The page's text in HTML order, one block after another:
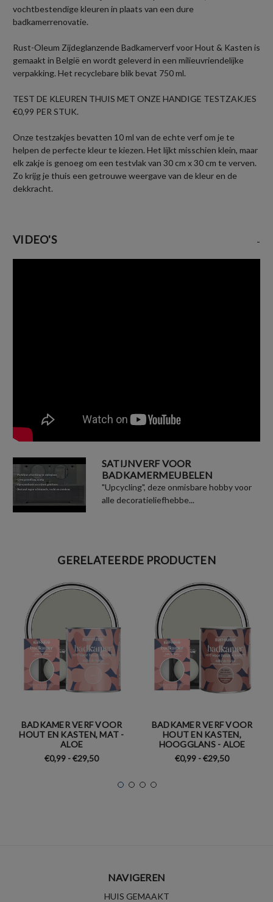
vochtbestendige kleuren in plaats van een dure
badkamerrenovatie.
Rust-Oleum Zijdeglanzende Badkamerverf voor Hout & Kasten is
gemaakt in België en wordt geleverd in een milieuvriendelijke
verpakking. Het recyclebare blik bevat 750 ml.
TEST DE KLEUREN THUIS MET ONZE HANDIGE TESTZAKJES
€0,99 PER STUK.
Onze testzakjes bevatten 10 ml van de echte verf om je te
helpen de perfecte kleur te kiezen. Het lijkt misschien klein, maar
elk zakje is genoeg om een testvlak van 30 cm x 30 cm te verven.
Zo krijg je thuis een getrouwe weergave van de kleur en de
dekkracht.
VIDEO'S -
SATIJNVERF VOOR
BADKAMERMEUBELEN
"Upcycling", deze onmisbare hobby voor
alle decoratieliefhebbe...
GERELATEERDE PRODUCTEN
BADKAMER VERF VOOR
HOUT EN KASTEN, MAT -
ALOE
€0,99 - €29,50
BADKAMER VERF VOOR
HOUT EN KASTEN,
HOOGGLANS - ALOE
€0,99 - €29,50
NAVIGEREN
HUIS GEMAAKT